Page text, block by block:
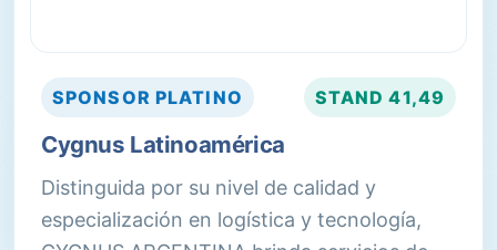
SPONSOR PLATINO STAND41,49
Cygnus Latinoamérica
Distinguida por su nivel de calidad y
especialización en logística y tecnología,